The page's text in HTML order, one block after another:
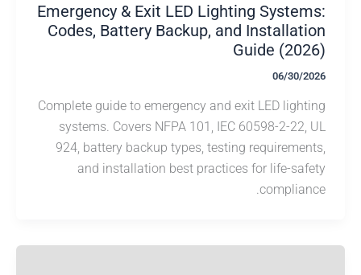
Emergency & Exit LED Lighting
Codes, Battery Backup, and
Guide
Complete guide to emergency and exit LED
systems. Covers NFPA 101, IEC 60598-2-
924, battery backup types, testing
and installation best practices for life-